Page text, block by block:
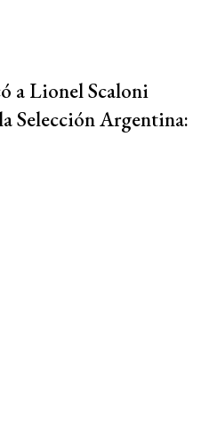
a Lionel Scaloni
Selección Argentina: